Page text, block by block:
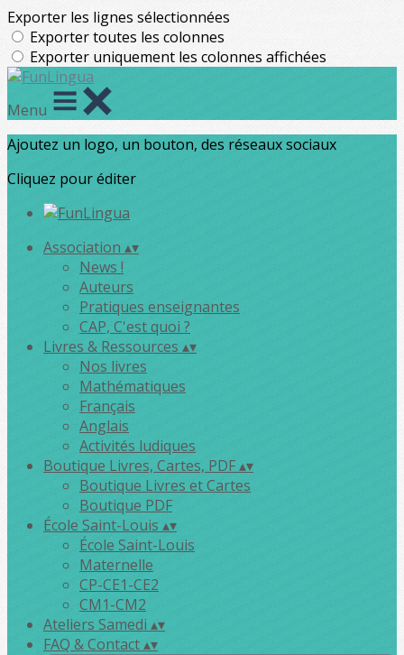
Exporter les lignes sélectionnées
Exporter toutes les colonnes
Exporter uniquement les colonnes affichées
Menu
Ajoutez un logo, un bouton, des réseaux sociaux
Cliquez pour éditer
Association ▴▾
News !
Auteurs
Pratiques enseignantes
CAP, C'est quoi ?
Livres & Ressources ▴▾
Nos livres
Mathématiques
Français
Anglais
Activités ludiques
Boutique Livres, Cartes, PDF▴▾
Boutique Livres et Cartes
Boutique PDF
École Saint-Louis ▴▾
École Saint-Louis
Maternelle
CP-CE1-CE2
CM1-CM2
Ateliers Samedi ▴▾
FAQ & Contact▴▾